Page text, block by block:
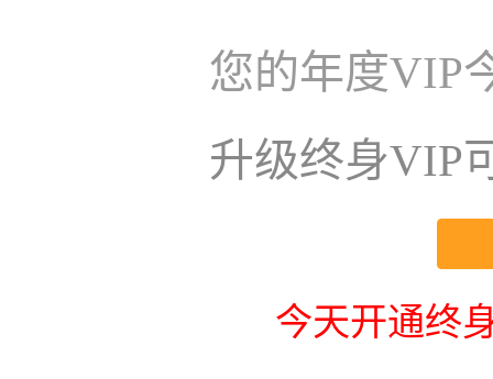
您的年度VIP
升级终身VIP
今天开通终